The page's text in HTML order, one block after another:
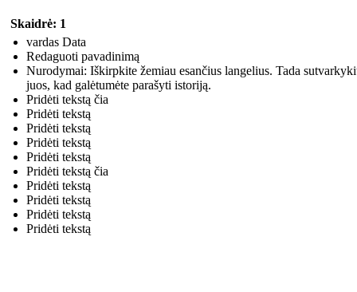
Skaidrė: 1
vardas Data
Redaguoti pavadinimą
Nurodymai: Iškirpkite žemiau esančius langelius. Tada
juos, kad galėtumėte parašyti istoriją.
Pridėti tekstą čia
Pridėti tekstą
Pridėti tekstą
Pridėti tekstą
Pridėti tekstą
Pridėti tekstą čia
Pridėti tekstą
Pridėti tekstą
Pridėti tekstą
Pridėti tekstą